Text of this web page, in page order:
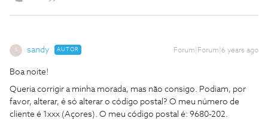
S sandy AUTOR Forum|Forum|6 years ago
Boa noite!
Queria corrigir a minha morada, mas não consigo. Podiam, por
favor, alterar, é só alterar o código postal? O meu número de
cliente é 1xxx (Açores). O meu código postal é: 9680-202.